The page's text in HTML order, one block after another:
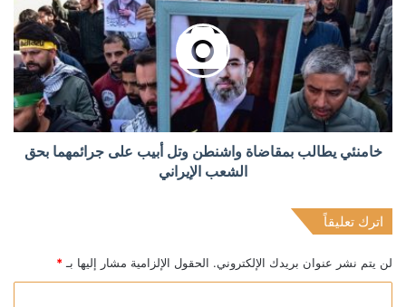
خامنئي يطالب بمقاضاة واشنطن وتل أبيب على جرائمهما بحق
الشعب الإيراني
اترك تعليقاً
لن يتم نشر عنوان بريدك الإلكتروني. الحقول الإلزامية مشار إليها بـ *